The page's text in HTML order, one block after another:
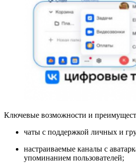
Ключевые возможности и
чаты с поддержкой личных и
настраиваемые каналы с
упоминанием пользователей;